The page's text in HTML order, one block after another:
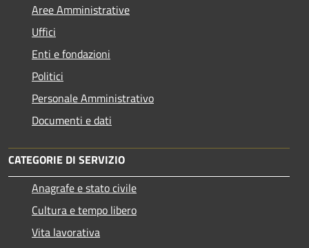
Aree Amministrative
Uffici
Enti e fondazioni
Politici
Personale Amministrativo
Documenti e dati
CATEGORIE DI SERVIZIO
Anagrafe e stato civile
Cultura e tempo libero
Vita lavorativa